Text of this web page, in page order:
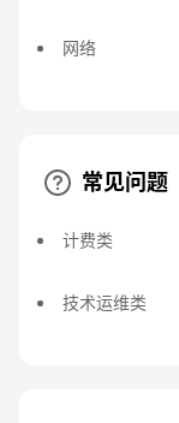
网络
常见问题
计费类
技术运维类